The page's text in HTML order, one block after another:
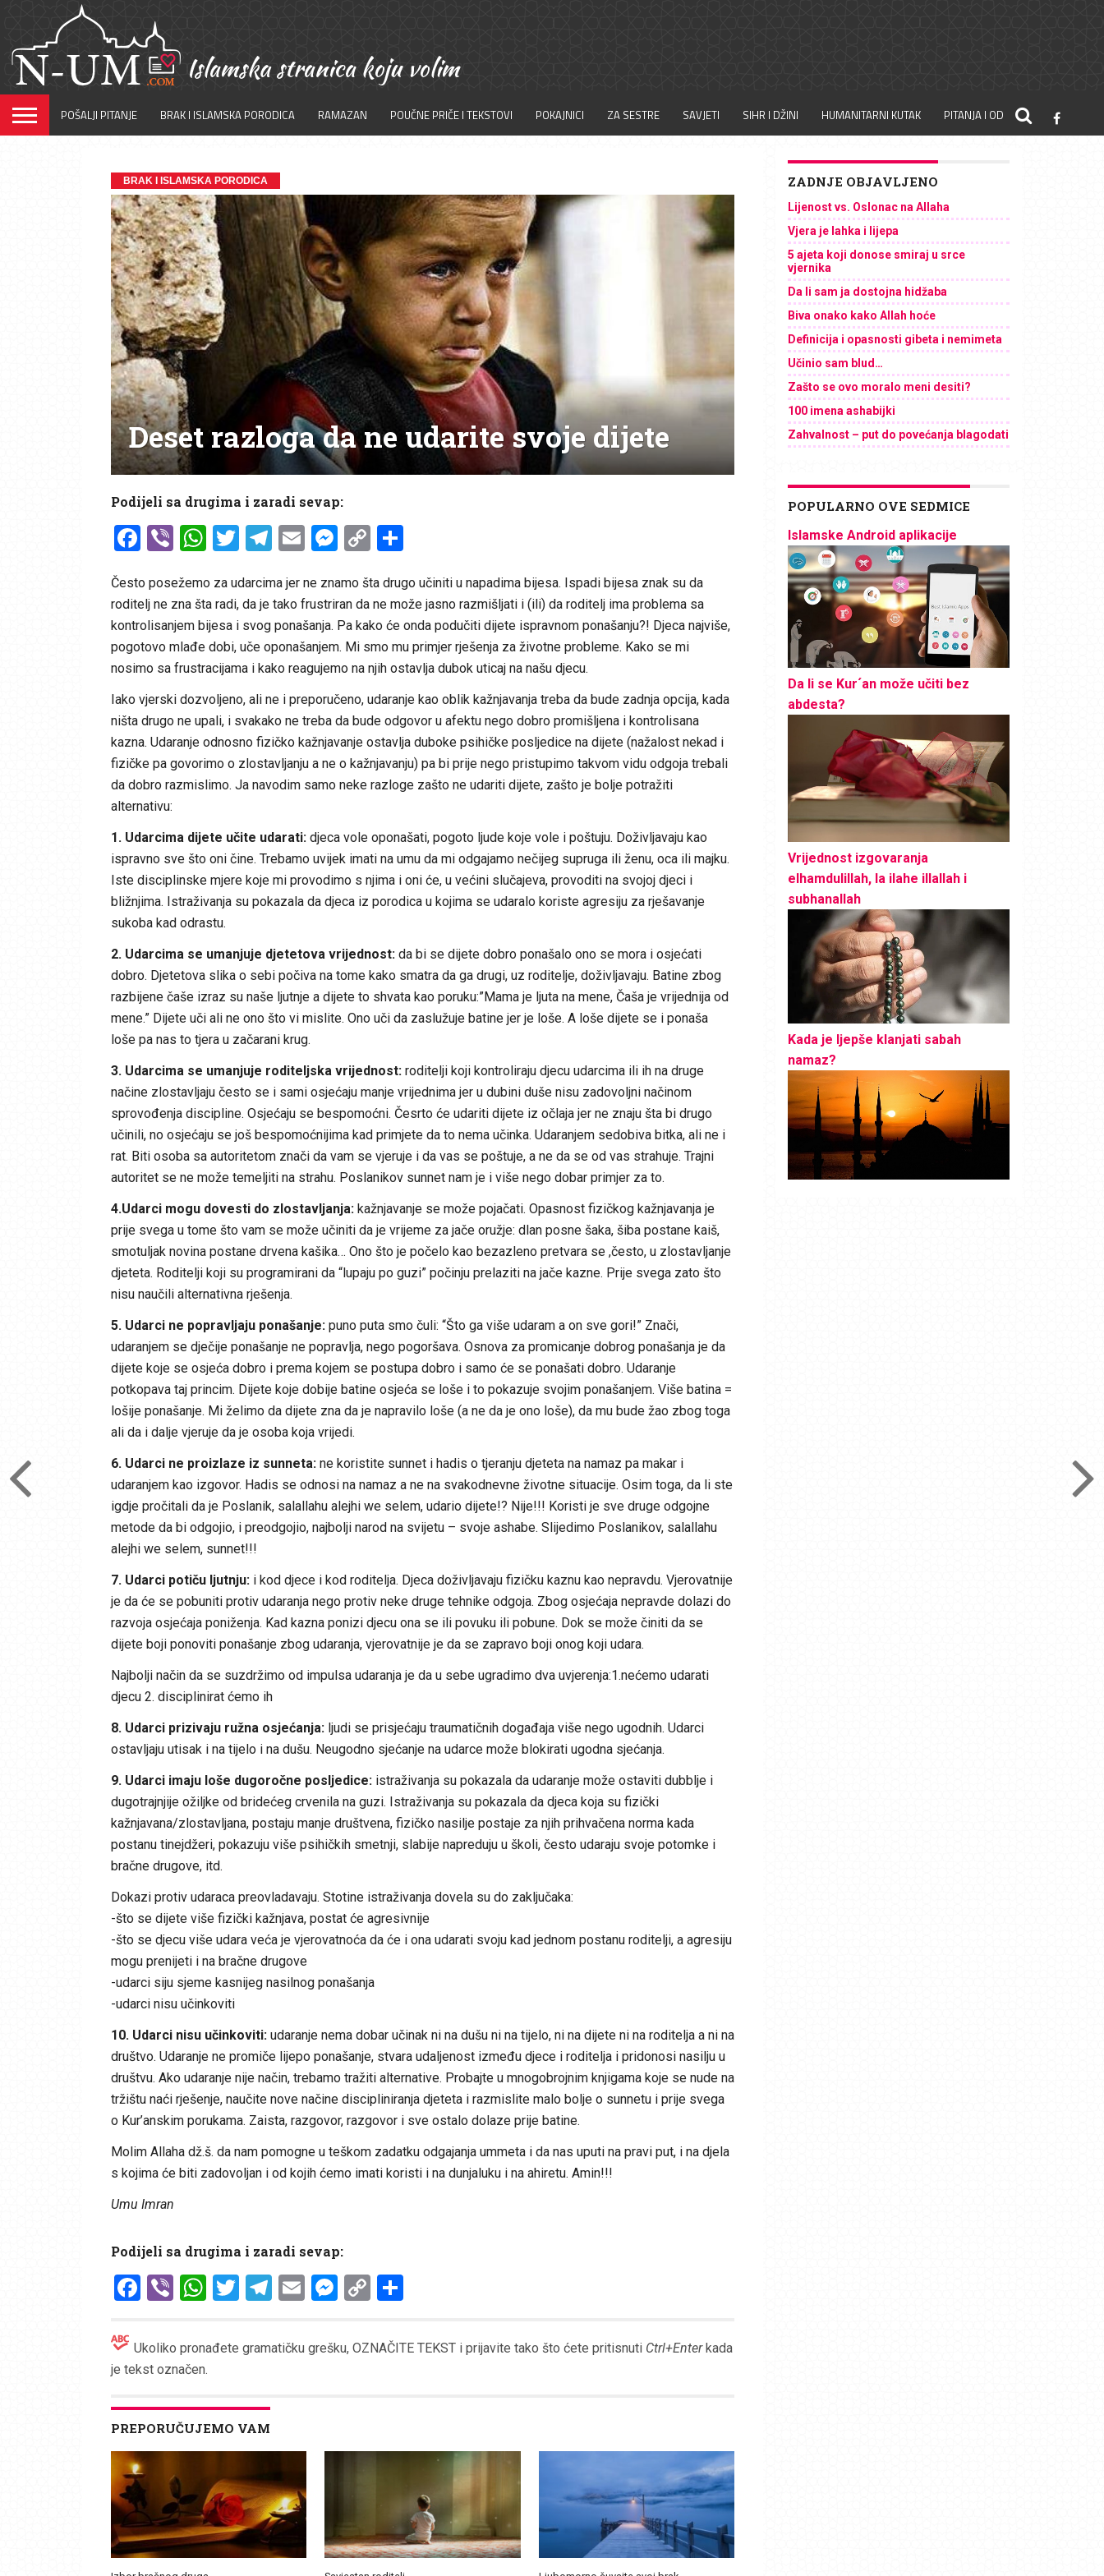
POŠALJI PITANJE BRAK I ISLAMSKA PORODICA RAMAZAN POUČNE PRIČE I TEKSTOVI POKAJNICI ZA SESTRE SAVJETI SIHR I DŽINI HUMANITARNI KUTAK PITANJA I ODGOVORI
BRAK I ISLAMSKA PORODICA
Deset razloga da ne udarite svoje dijete
Podijeli sa drugima i zaradi sevap:
Facebook
ViberWhatsApp
Twitter
Telegram
EmailMessenger
CopyShare
Često posežemo za udarcima jer ne znamo šta drugo učiniti u napadima bijesa. Ispadi bijesa znak su da
roditelj ne zna šta radi, da je tako frustriran da ne može jasno razmišljati i (ili) da roditelj ima problema sa
kontrolisanjem bijesa i svog ponašanja. Pa kako će onda podučiti dijete ispravnom ponašanju?! Djeca najviše,
pogotovo mlađe dobi, uče oponašanjem. Mi smo mu primjer rješenja za životne probleme. Kako se mi
nosimo sa frustracijama i kako reagujemo na njih ostavlja dubok uticaj na našu djecu.
Iako vjerski dozvoljeno, ali ne i preporučeno, udaranje kao oblik kažnjavanja treba da bude zadnja opcija, kada
ništa drugo ne upali, i svakako ne treba da bude odgovor u afektu nego dobro promišljena i kontrolisana
kazna. Udaranje odnosno fizičko kažnjavanje ostavlja duboke psihičke posljedice na dijete (nažalost nekad i
fizičke pa govorimo o zlostavljanju a ne o kažnjavanju) pa bi prije nego pristupimo takvom vidu odgoja trebali
da dobro razmislimo. Ja navodim samo neke razloge zašto ne udariti dijete, zašto je bolje potražiti
alternativu:
1. Udarcima dijete učite udarati:djeca vole oponašati, pogoto ljude koje vole i poštuju. Doživljavaju kao
ispravno sve što oni čine. Trebamo uvijek imati na umu da mi odgajamo nečijeg supruga ili ženu, oca ili majku.
Iste disciplinske mjere koje mi provodimo s njima i oni će, u većini slučajeva, provoditi na svojoj djeci i
bližnjima. Istraživanja su pokazala da djeca iz porodica u kojima se udaralo koriste agresiju za rješavanje
sukoba kad odrastu.
2. Udarcima se umanjuje djetetova vrijednost:da bi se dijete dobro ponašalo ono se mora i osjećati
dobro. Djetetova slika o sebi počiva na tome kako smatra da ga drugi, uz roditelje, doživljavaju. Batine zbog
razbijene čaše izraz su naše ljutnje a dijete to shvata kao poruku:”Mama je ljuta na mene, Čaša je vrijednija od
mene.” Dijete uči ali ne ono što vi mislite. Ono uči da zaslužuje batine jer je loše. A loše dijete se i ponaša
loše pa nas to tjera u začarani krug.
3. Udarcima se umanjuje roditeljska vrijednost:roditelji koji kontroliraju djecu udarcima ili ih na druge
načine zlostavljaju često se i sami osjećaju manje vrijednima jer u dubini duše nisu zadovoljni načinom
sprovođenja discipline. Osjećaju se bespomoćni. Česrto će udariti dijete iz očlaja jer ne znaju šta bi drugo
učinili, no osjećaju se još bespomoćnijima kad primjete da to nema učinka. Udaranjem sedobiva bitka, ali ne i
rat. Biti osoba sa autoritetom znači da vam se vjeruje i da vas se poštuje, a ne da se od vas strahuje. Trajni
autoritet se ne može temeljiti na strahu. Poslanikov sunnet nam je i više nego dobar primjer za to.
4.Udarci mogu dovesti do zlostavljanja:kažnjavanje se može pojačati. Opasnost fizičkog kažnjavanja je
prije svega u tome što vam se može učiniti da je vrijeme za jače oružje: dlan posne šaka, šiba postane kaiš,
smotuljak novina postane drvena kašika… Ono što je počelo kao bezazleno pretvara se ,često, u zlostavljanje
djeteta. Roditelji koji su programirani da “lupaju po guzi” počinju prelaziti na jače kazne. Prije svega zato što
nisu naučili alternativna rješenja.
5. Udarci ne popravljaju ponašanje:puno puta smo čuli: “Što ga više udaram a on sve gori!” Znači,
udaranjem se dječije ponašanje ne popravlja, nego pogoršava. Osnova za promicanje dobrog ponašanja je da
dijete koje se osjeća dobro i prema kojem se postupa dobro i samo će se ponašati dobro. Udaranje
potkopava taj princim. Dijete koje dobije batine osjeća se loše i to pokazuje svojim ponašanjem. Više batina =
lošije ponašanje. Mi želimo da dijete zna da je napravilo loše (a ne da je ono loše), da mu bude žao zbog toga
ali da i dalje vjeruje da je osoba koja vrijedi.
6. Udarci ne proizlaze iz sunneta:ne koristite sunnet i hadis o tjeranju djeteta na namaz pa makar i
udaranjem kao izgovor. Hadis se odnosi na namaz a ne na svakodnevne životne situacije. Osim toga, da li ste
igdje pročitali da je Poslanik, salallahu alejhi we selem, udario dijete!? Nije!!! Koristi je sve druge odgojne
metode da bi odgojio, i preodgojio, najbolji narod na svijetu – svoje ashabe. Slijedimo Poslanikov, salallahu
alejhi we selem, sunnet!!!
7. Udarci potiču ljutnju:i kod djece i kod roditelja. Djeca doživljavaju fizičku kaznu kao nepravdu. Vjerovatnije
je da će se pobuniti protiv udaranja nego protiv neke druge tehnike odgoja. Zbog osjećaja nepravde dolazi do
razvoja osjećaja poniženja. Kad kazna ponizi djecu ona se ili povuku ili pobune. Dok se može činiti da se
dijete boji ponoviti ponašanje zbog udaranja, vjerovatnije je da se zapravo boji onog koji udara.
Najbolji način da se suzdržimo od impulsa udaranja je da u sebe ugradimo dva uvjerenja:1.nećemo udarati
djecu 2. disciplinirat ćemo ih
8. Udarci prizivaju ružna osjećanja:ljudi se prisjećaju traumatičnih događaja više nego ugodnih. Udarci
ostavljaju utisak i na tijelo i na dušu. Neugodno sjećanje na udarce može blokirati ugodna sjećanja.
9. Udarci imaju loše dugoročne posljedice:istraživanja su pokazala da udaranje može ostaviti dubblje i
dugotrajnjije ožiljke od bridećeg crvenila na guzi. Istraživanja su pokazala da djeca koja su fizički
kažnjavana/zlostavljana, postaju manje društvena, fizičko nasilje postaje za njih prihvačena norma kada
postanu tinejdžeri, pokazuju više psihičkih smetnji, slabije napreduju u školi, često udaraju svoje potomke i
bračne drugove, itd.
Dokazi protiv udaraca preovladavaju. Stotine istraživanja dovela su do zaključaka:
-što se dijete više fizički kažnjava, postat će agresivnije
-što se djecu više udara veća je vjerovatnoća da će i ona udarati svoju kad jednom postanu roditelji, a agresiju
mogu prenijeti i na bračne drugove
-udarci siju sjeme kasnijeg nasilnog ponašanja
-udarci nisu učinkoviti
10. Udarci nisu učinkoviti:udaranje nema dobar učinak ni na dušu ni na tijelo, ni na dijete ni na roditelja a ni na
društvo. Udaranje ne promiče lijepo ponašanje, stvara udaljenost između djece i roditelja i pridonosi nasilju u
društvu. Ako udaranje nije način, trebamo tražiti alternative. Probajte u mnogobrojnim knjigama koje se nude na
tržištu naći rješenje, naučite nove načine discipliniranja djeteta i razmislite malo bolje o sunnetu i prije svega
o Kur’anskim porukama. Zaista, razgovor, razgovor i sve ostalo dolaze prije batine.
Molim Allaha dž.š. da nam pomogne u teškom zadatku odgajanja ummeta i da nas uputi na pravi put, i na djela
s kojima će biti zadovoljan i od kojih ćemo imati koristi i na dunjaluku i na ahiretu. Amin!!!
Umu Imran
Podijeli sa drugima i zaradi sevap:
Facebook
ViberWhatsApp
Twitter
Telegram
EmailMessenger
CopyShare
Ukoliko pronađete gramatičku grešku, OZNAČITE TEKST i prijavite tako što ćete pritisnuti Ctrl+Enterkada
je tekst označen.
PREPORUČUJEMO VAM
ZADNJE OBJAVLJENO
Lijenost vs. Oslonac na Allaha
Vjera je lahka i lijepa
5 ajeta koji donose smiraj u srce
vjernika
Da li sam ja dostojna hidžaba
Biva onako kako Allah hoće
Definicija i opasnosti gibeta i nemimeta
Učinio sam blud…
Zašto se ovo moralo meni desiti?
100 imena ashabijki
Zahvalnost – put do povećanja blagodati
POPULARNO OVE SEDMICE
Islamske Android aplikacije
Da li se Kur´an može učiti bez
abdesta?
Vrijednost izgovaranja
elhamdulillah, la ilahe illallah i
subhanallah
Kada je ljepše klanjati sabah
namaz?